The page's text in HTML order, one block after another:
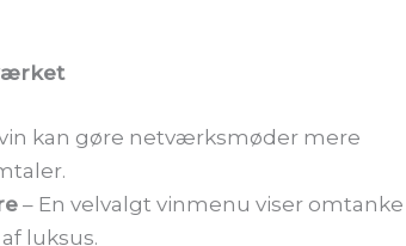
vin kan gøre netværksmøder mere
– En velvalgt vinmenu viser omtanke
luksus.